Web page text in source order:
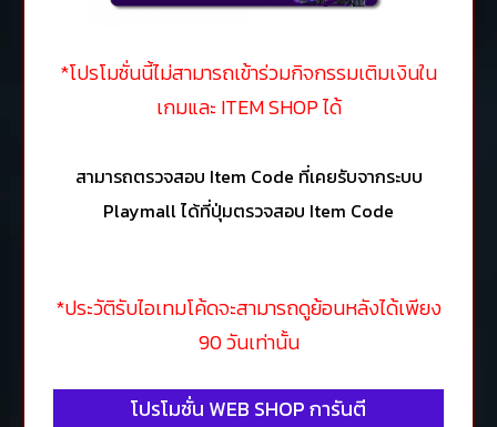
*โปรโมชั่นนี้ไม่สามารถเข้าร่วมกิจกรรมเติมเงินใน
เกมและ ITEM SHOP ได้
สามารถตรวจสอบ Item Code ที่เคยรับจากระบบ
Playmall ได้ที่ปุ่มตรวจสอบ Item Code
*ประวัติรับไอเทมโค้ดจะสามารถดูย้อนหลังได้เพียง
90 วันเท่านั้น
โปรโมชั่น WEB SHOP การันตี